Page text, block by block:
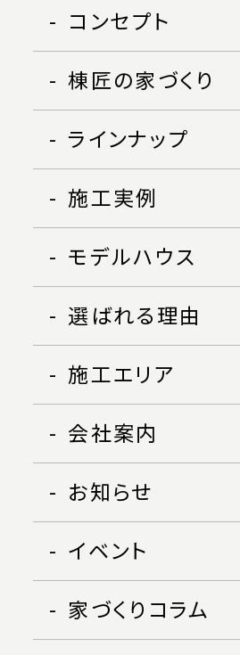
コンセプト
棟匠の家づくり
ラインナップ
施工実例
モデルハウス
選ばれる理由
施工エリア
会社案内
お知らせ
イベント
家づくりコラム